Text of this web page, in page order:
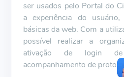
ser usados pelo Portal do
a experiência do
básicas da web. Com a
possível realizar a
ativação de login
acompanhamento de